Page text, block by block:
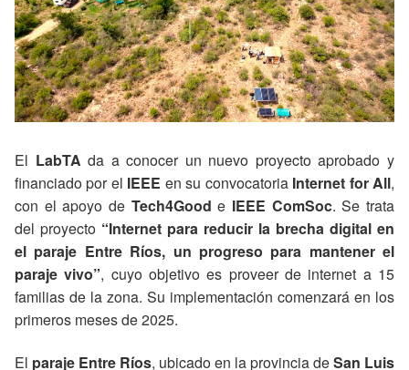
El LabTA da a conocer un nuevo proyecto aprobado y
financiado por el IEEE en su convocatoria Internet for All,
con el apoyo de Tech4Good e IEEE ComSoc. Se trata
del proyecto “Internet para reducir la brecha digital en
el paraje Entre Ríos, un progreso para mantener el
paraje vivo”, cuyo objetivo es proveer de internet a 15
familias de la zona. Su implementación comenzará en los
primeros meses de 2025.
El paraje Entre Ríos, ubicado en la provincia deSan Luis